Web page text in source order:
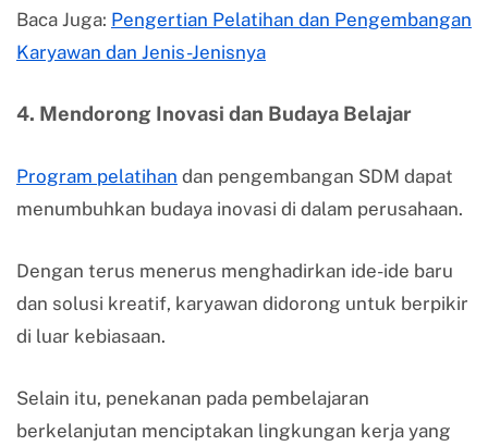
Baca Juga: Pengertian Pelatihan dan Pengembangan
Karyawan dan Jenis-Jenisnya
4. Mendorong Inovasi dan Budaya Belajar
Program pelatihan dan pengembangan SDM dapat
menumbuhkan budaya inovasi di dalam perusahaan.
Dengan terus menerus menghadirkan ide-ide baru
dan solusi kreatif, karyawan didorong untuk berpikir
di luar kebiasaan.
Selain itu, penekanan pada pembelajaran
berkelanjutan menciptakan lingkungan kerja yang